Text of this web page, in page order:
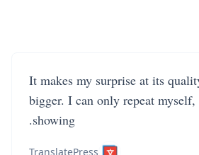
It makes my surprise at its
bigger. I can only repeat
showing.
TranslatePress